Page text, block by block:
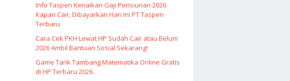
Info Taspen Kenaikan Gaji Pensiunan 2026
Kapan Cair, Dibayarkan Hari Ini PT Taspen
Terbaru
Cara Cek PKH Lewat HP Sudah Cair atau Belum
2026 Ambil Bantuan Sosial Sekarang!
Game Tarik Tambang Matematika Online Gratis
di HP Terbaru 2026